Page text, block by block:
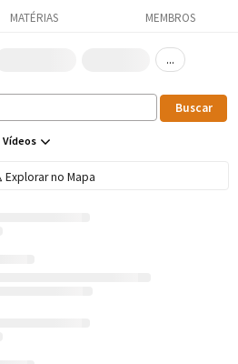
MATÉRIAS MEMBROS
...
Vídeos
Explorar no Mapa